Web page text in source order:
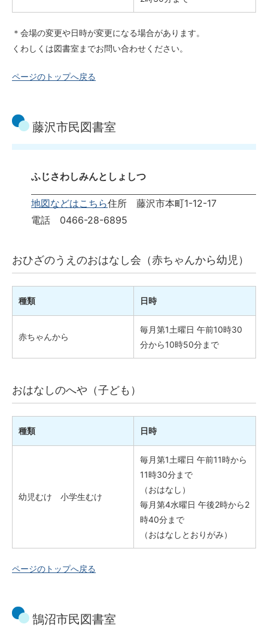
＊会場の変更や日時が変更になる場合があります。
くわしくは図書室までお問い合わせください。
ページのトップへ戻る
藤沢市民図書室
ふじさわしみんとしょしつ
地図などはこちら住所 藤沢市本町1-12-17
電話 0466-28-6895
おひざのうえのおはなし会（赤ちゃんから幼児）
種類 日時
赤ちゃんから
毎月第1土曜日 午前10時30
分から10時50分まで
おはなしのへや（子ども）
種類 日時
幼児むけ 小学生むけ
毎月第1土曜日 午前11時から
11時30分まで
（おはなし）
毎月第4水曜日 午後2時から2
時40分まで
（おはなしとおりがみ）
ページのトップへ戻る
鵠沼市民図書室